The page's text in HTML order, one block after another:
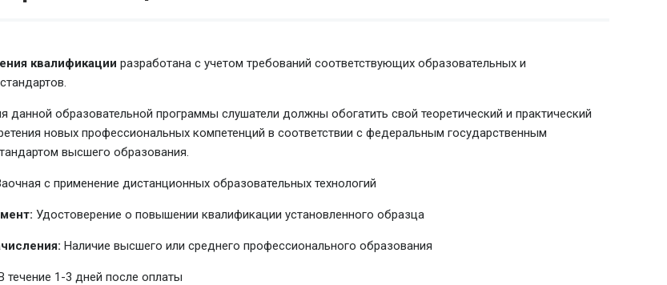
квалификации разработана с учетом требований соответствующих образовательных и
данной образовательной программы слушатели должны обогатить свой теоретический и практический
новых профессиональных компетенций в соответствии с федеральным государственным
высшего образования.
с применение дистанционных образовательных технологий
Удостоверение о повышении квалификации установленного образца
Наличие высшего или среднего профессионального образования
течение 1-3 дней после оплаты